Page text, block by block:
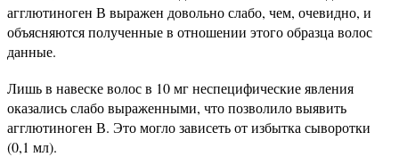
агглютиноген В выражен довольно слабо, чем, очевидно, и
объясняются полученные в отношении этого образца волос
данные.
Лишь в навеске волос в 10 мг неспецифические явления
оказались слабо выраженными, что позволило выявить
агглютиноген В. Это могло зависеть от избытка сыворотки
(0,1 мл).